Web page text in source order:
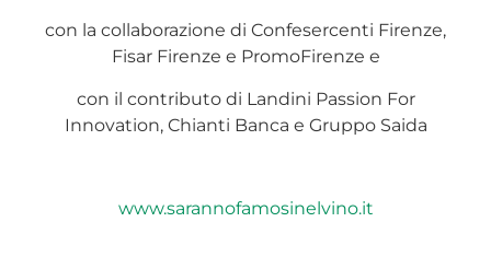
con la collaborazione di Confesercenti Firenze,
Fisar Firenze e PromoFirenze e
con il contributo di Landini Passion For
Innovation, Chianti Banca e Gruppo Saida
www.sarannofamosinelvino.it